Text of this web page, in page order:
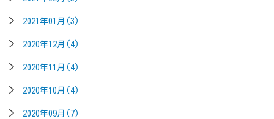
2021年01月(3)
2020年12月(4)
2020年11月(4)
2020年10月(4)
2020年09月(7)